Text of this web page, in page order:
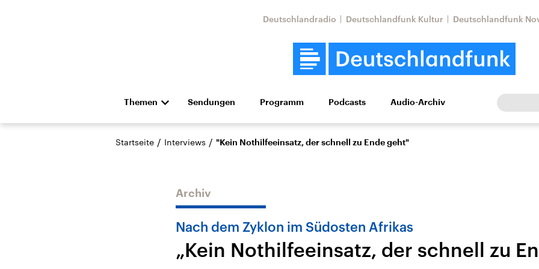
Deutschlandradio Deutschlandfunk Kultur Deutschlandfunk
Themen
Die Nachrichten Politik Wirtschaft Wissen Kultur Europa
Hörspiel und Feature Musik
Landtagswahl Sachsen-
Anhalt 2026
USA
Nahostkonflikt
Aktuelle Lage und
Iran
Sendungen Programm Podcasts Audio-Archiv
Startseite / Interviews / "Kein Nothilfeeinsatz, der schnell zu Ende geht"
Archiv
Nach dem Zyklon im Südosten Afrikas
„Kein Nothilfeeinsatz, der schnell zu